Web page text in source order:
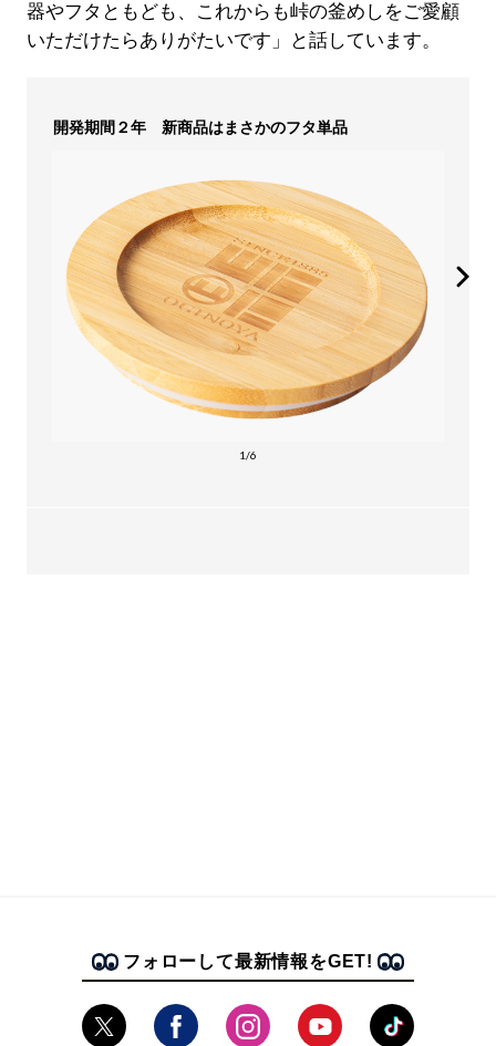
器やフタともども、これからも峠の釜めしをご愛顧
いただけたらありがたいです」と話しています。
開発期間２年 新商品はまさかのフタ単品
1/6
フォローして最新情報をGET!